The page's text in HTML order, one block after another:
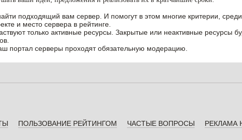
подходящий вам сервер. И помогут в этом многие критерии,
и место сервера в рейтинге.
только активные ресурсы. Закрытые или неактивные ресурсы
портал серверы проходят обязательную модерацию.
ПОЛЬЗОВАНИЕ РЕЙТИНГОМ ЧАСТЫЕ ВОПРОСЫ РЕКЛАМА